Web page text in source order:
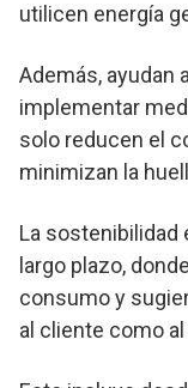
utilicen energía
Además, ayudan
implementar
solo reducen el
minimizan la
La sostenibilidad
largo plazo,
consumo y
al cliente como